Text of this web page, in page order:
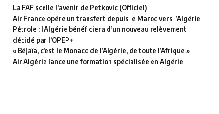
La FAF scelle l’avenir de Petkovic (Officiel)
Air France opére un transfert depuis le Maroc vers l’Algérie
Pétrole : l’Algérie bénéficiera d’un nouveau relèvement
décidé par l’OPEP+
« Béjaïa, c’est le Monaco de l’Algérie, de toute l’Afrique »
Air Algérie lance une formation spécialisée en Algérie